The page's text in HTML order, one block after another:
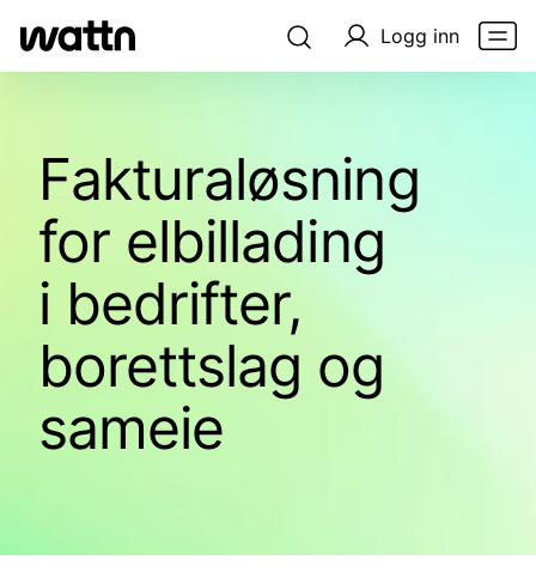
Logg inn
Fak­tura­løs­ning
for elbillading
i bedrif­ter,
boretts­lag og
sameie